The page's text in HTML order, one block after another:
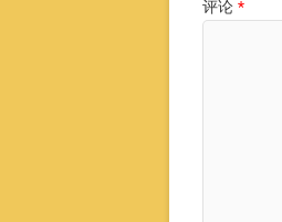
评论 *